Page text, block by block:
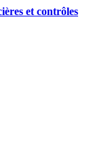
et contrôles